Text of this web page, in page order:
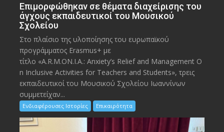
Eπιμορφώθηκαν σε θέματα διαχείρισης του
άγχους εκπαιδευτικοί του Μουσικού
Σχολείου
Στο πλαίσιο της υλοποίησης του ευρωπαϊκού
προγράμματος Erasmus+ με
τίτλο «A.R.M.ON.I.A.: Anxiety’s Relief and Management O
n Inclusive Activities for Teachers and Students», τρεις
εκπαιδευτικοί του Μουσικού Σχολείου Ιωαννίνων
συμμετείχαν...
Ενδιαφέρουσες Ιστορίες Επικαιρότητα